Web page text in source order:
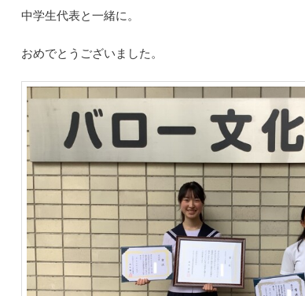
中学生代表と一緒に。
おめでとうございました。